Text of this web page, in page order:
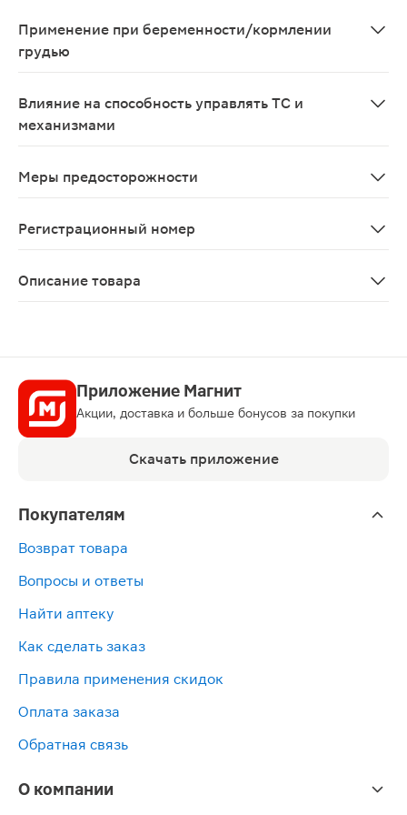
Применение при беременности/кормлении
грудью
Влияние на способность управлять ТС и
механизмами
Меры предосторожности
Регистрационный номер
Описание товара
Приложение Магнит
Акции, доставка и больше бонусов за покупки
Скачать приложение
Покупателям
Возврат товара
Вопросы и ответы
Найти аптеку
Как сделать заказ
Правила применения скидок
Оплата заказа
Обратная связь
О компании